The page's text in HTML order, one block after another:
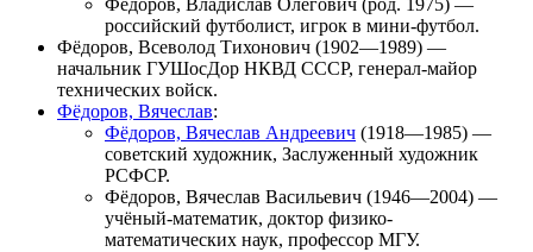
Фёдоров, Владислав Олегович (род. 1975) —
российский футболист, игрок в мини-футбол.
Фёдоров, Всеволод Тихонович (1902—1989) —
начальник ГУШосДор НКВД СССР, генерал-майор
технических войск.
Фёдоров, Вячеслав:
Фёдоров, Вячеслав Андреевич (1918—1985) —
советский художник, Заслуженный художник
РСФСР.
Фёдоров, Вячеслав Васильевич (1946—2004) —
учёный-математик, доктор физико-
математических наук, профессор МГУ.